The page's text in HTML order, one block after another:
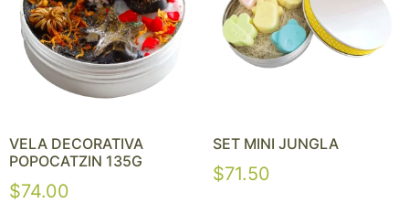
VELA DECORATIVA
POPOCATZIN 135G
$74.00
SET MINI JUNGLA
$71.50